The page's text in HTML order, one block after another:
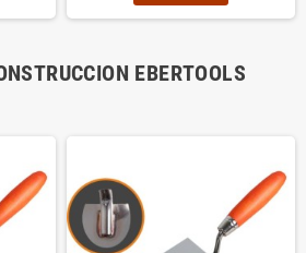
EBERTOOLS